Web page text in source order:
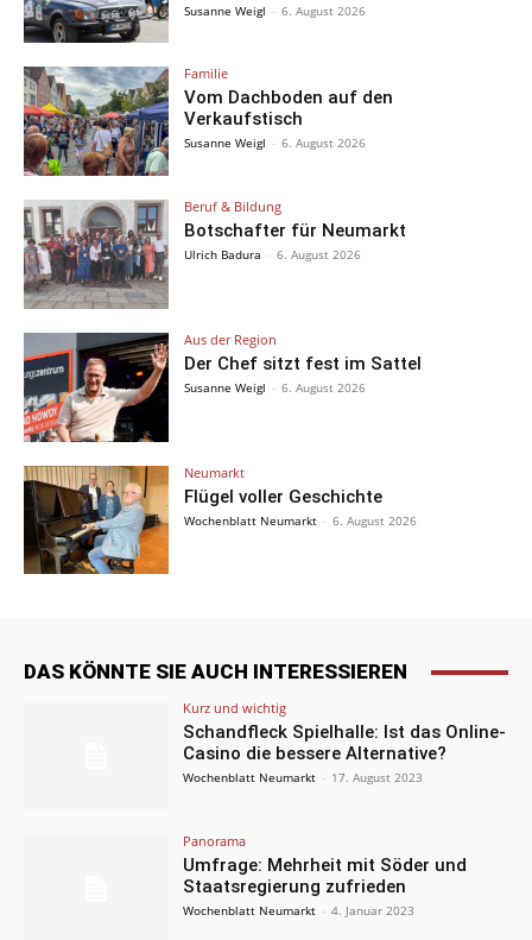
Susanne Weigl - 6. August 2026
Familie
Vom Dachboden auf den
Verkaufstisch
Susanne Weigl - 6. August 2026
Beruf & Bildung
Botschafter für Neumarkt
Ulrich Badura - 6. August 2026
Aus der Region
Der Chef sitzt fest im Sattel
Susanne Weigl - 6. August 2026
Neumarkt
Flügel voller Geschichte
Wochenblatt Neumarkt - 6. August 2026
DAS KÖNNTE SIE AUCH INTERESSIEREN
Kurz und wichtig
Schandfleck Spielhalle: Ist das Online-
Casino die bessere Alternative?
Wochenblatt Neumarkt - 17. August 2023
Panorama
Umfrage: Mehrheit mit Söder und
Staatsregierung zufrieden
Wochenblatt Neumarkt - 4. Januar 2023